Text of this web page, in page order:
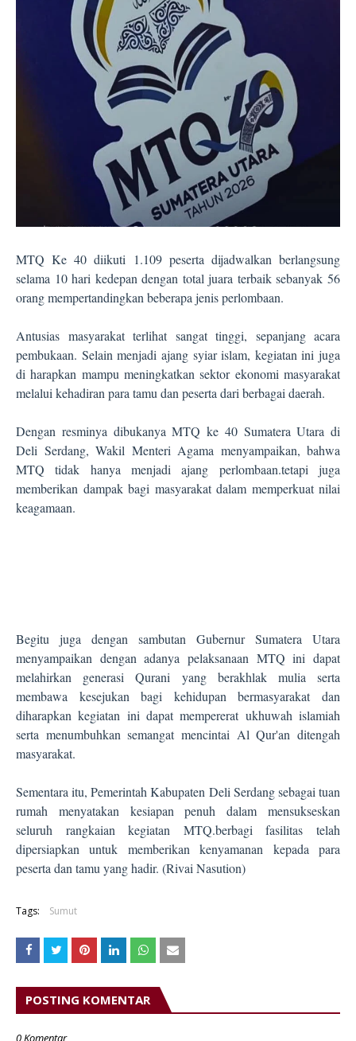
MTQ Ke 40 diikuti 1.109 peserta dijadwalkan berlangsung
selama 10 hari kedepan dengan total juara terbaik sebanyak 56
orang mempertandingkan beberapa jenis perlombaan.
Antusias masyarakat terlihat sangat tinggi, sepanjang acara
pembukaan. Selain menjadi ajang syiar islam, kegiatan ini juga
di harapkan mampu meningkatkan sektor ekonomi masyarakat
melalui kehadiran para tamu dan peserta dari berbagai daerah.
Dengan resminya dibukanya MTQ ke 40 Sumatera Utara di
Deli Serdang, Wakil Menteri Agama menyampaikan, bahwa
MTQ tidak hanya menjadi ajang perlombaan.tetapi juga
memberikan dampak bagi masyarakat dalam memperkuat nilai
keagamaan.
Begitu juga dengan sambutan Gubernur Sumatera Utara
menyampaikan dengan adanya pelaksanaan MTQ ini dapat
melahirkan generasi Qurani yang berakhlak mulia serta
membawa kesejukan bagi kehidupan bermasyarakat dan
diharapkan kegiatan ini dapat mempererat ukhuwah islamiah
serta menumbuhkan semangat mencintai Al Qur'an ditengah
masyarakat.
Sementara itu, Pemerintah Kabupaten Deli Serdang sebagai tuan
rumah menyatakan kesiapan penuh dalam mensukseskan
seluruh rangkaian kegiatan MTQ.berbagi fasilitas telah
dipersiapkan untuk memberikan kenyamanan kepada para
peserta dan tamu yang hadir. (Rivai Nasution)
Tags: Sumut
POSTING KOMENTAR
0 Komentar